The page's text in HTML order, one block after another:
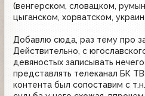
(венгерском, словацком,
цыганском, хорватском,
Добавлю сюда, раз тему про
Действительно, с
девяностых записывать
представлять телеканал БК
контента был сопоставим с